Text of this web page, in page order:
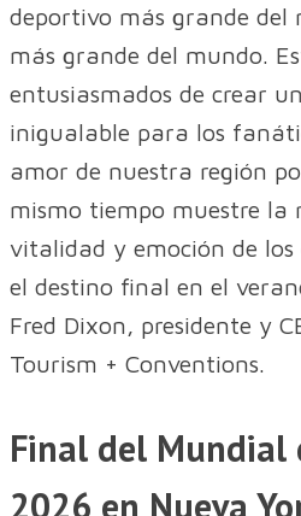
deportivo más grande del
más grande del mundo.
entusiasmados de crear
inigualable para los
amor de nuestra región
mismo tiempo muestre la
vitalidad y emoción de
el destino final en el
Fred Dixon, presidente y
Tourism + Conventions.
Final del Mundial
2026 en Nueva